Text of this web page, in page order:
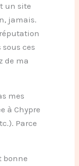
un site
jamais.
ces
de ma
mes
à Chypre
Parce
bonne